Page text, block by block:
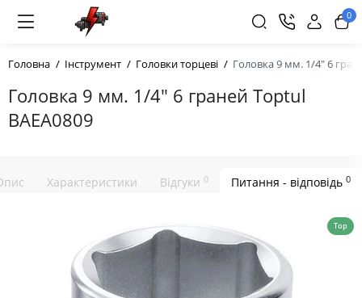
0
Головна Інструмент Головки торцеві Головка 9 мм. 1/4" 6
Головка 9 мм. 1/4" 6 граней Toptul
BAEA0809
Характеристики Відгуки 0 Питання - відповідь 0
Top